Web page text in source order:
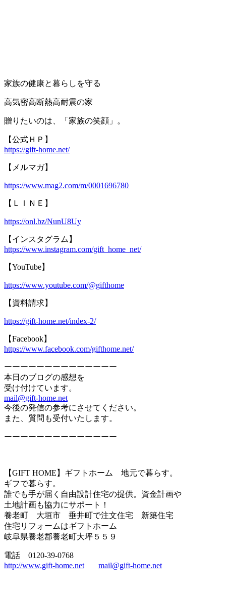
家族の健康と暮らしを守る
高気密高断熱高耐震の家
贈りたいのは、「家族の笑顔」。
【公式ＨＰ】
https://gift-home.net/
【メルマガ】
https://www.mag2.com/m/0001696780
【ＬＩＮＥ】
https://onl.bz/NunU8Uy
【インスタグラム】
https://www.instagram.com/gift_home_net/
【YouTube】
https://www.youtube.com/@gifthome
【資料請求】
https://gift-home.net/index-2/
【Facebook】
https://www.facebook.com/gifthome.net/
ーーーーーーーーーーーーーー
本日のブログの感想を
受け付けています。
mail@gift-home.net
今後の発信の参考にさせてください。
また、質問も受付いたします。
ーーーーーーーーーーーーーー
【GIFT HOME】ギフトホーム 地元で暮らす。
ギフで暮らす。
誰でも手が届く自由設計住宅の提供。資金計画や
土地計画も協力にサポート！
養老町 大垣市 垂井町で注文住宅 新築住宅
住宅リフォームはギフトホーム
岐阜県養老郡養老町大坪５５９
電話 0120-39-0768
http://www.gift-home.net
mail@gift-home.net